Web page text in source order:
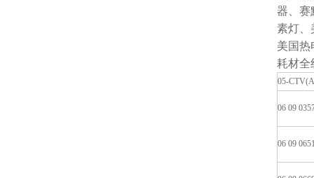
器、赛
素灯、
美国热
耗材全
05-
06 09
06 09